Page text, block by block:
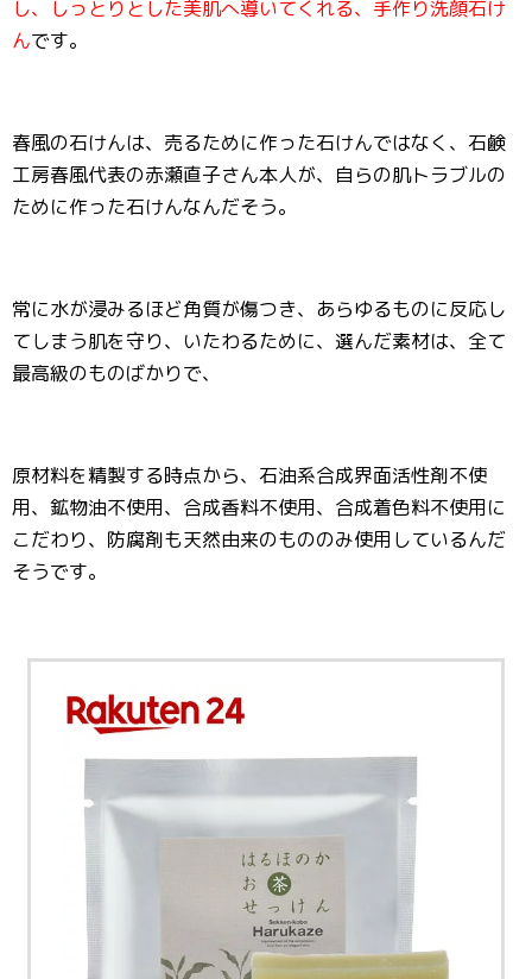
し、しっとりとした美肌へ導いてくれる、手作り洗顔石け
んです。
春風の石けんは、売るために作った石けんではなく、石鹸
工房春風代表の赤瀬直子さん本人が、自らの肌トラブルの
ために作った石けんなんだそう。
常に水が浸みるほど角質が傷つき、あらゆるものに反応し
てしまう肌を守り、いたわるために、選んだ素材は、全て
最高級のものばかりで、
原材料を精製する時点から、石油系合成界面活性剤不使
用、鉱物油不使用、合成香料不使用、合成着色料不使用に
こだわり、防腐剤も天然由来のもののみ使用しているんだ
そうです。